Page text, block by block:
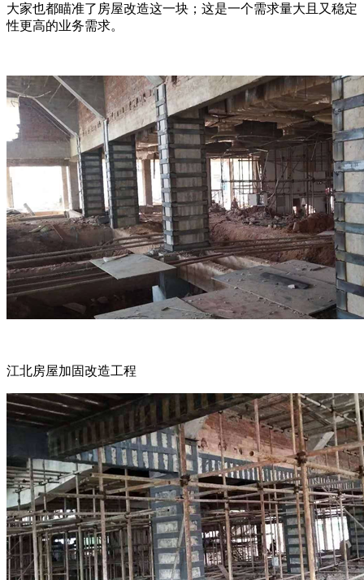
大家也都瞄准了房屋改造这一块；这是一个需求量大且又稳定
性更高的业务需求。
江北房屋加固改造工程